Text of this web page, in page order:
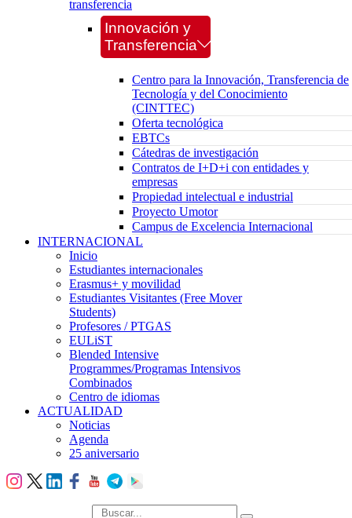
transferencia
Innovación y
Transferencia
Centro para la Innovación, Transferencia de
Tecnología y del Conocimiento
(CINTTEC)
Oferta tecnológica
EBTCs
Cátedras de investigación
Contratos de I+D+i con entidades y
empresas
Propiedad intelectual e industrial
Proyecto Umotor
Campus de Excelencia Internacional
INTERNACIONAL
Inicio
Estudiantes internacionales
Erasmus+ y movilidad
Estudiantes Visitantes (Free Mover
Students)
Profesores / PTGAS
EULiST
Blended Intensive
Programmes/Programas Intensivos
Combinados
Centro de idiomas
ACTUALIDAD
Noticias
Agenda
25 aniversario
búsqueda